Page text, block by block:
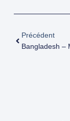
Précédent
Bangladesh –